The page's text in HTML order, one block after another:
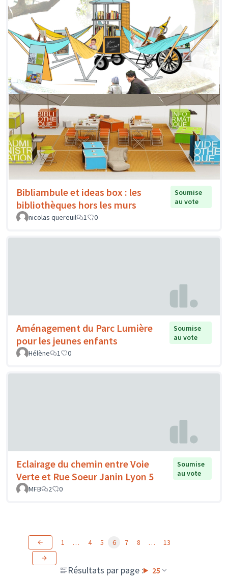
Bibliambule et ideas box : les
bibliothèques hors les murs
Soumise
au vote
nicolas quereuil
1 0
Aménagement du Parc Lumière
pour les jeunes enfants
Soumise
au vote
Hélène
1 0
Eclairage du chemin entre Voie
Verte et Rue Soeur Janin Lyon 5
Soumise
au vote
MFB
2 0
Résultats par page : 25
1 … 4 5 6 7 8 … 13